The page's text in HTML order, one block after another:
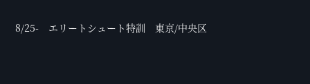
8/25- エリートシュート特訓 東京/中央区